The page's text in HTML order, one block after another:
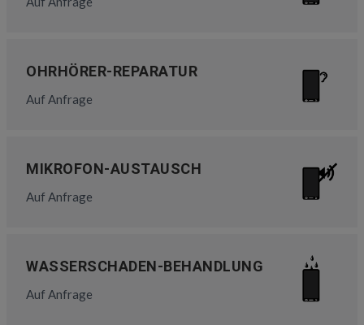
OHRHÖRER-REPARATUR
Auf Anfrage
MIKROFON-AUSTAUSCH
Auf Anfrage
WASSERSCHADEN-BEHANDLUNG
Auf Anfrage